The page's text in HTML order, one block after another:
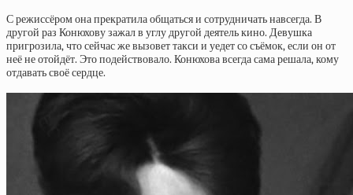
С режиссёром она прекратила общаться и сотрудничать навсегда. В
другой раз Конюхову зажал в углу другой деятель кино. Девушка
пригрозила, что сейчас же вызовет такси и уедет со съёмок, если он от
неё не отойдёт. Это подействовало. Конюхова всегда сама решала, кому
отдавать своё сердце.